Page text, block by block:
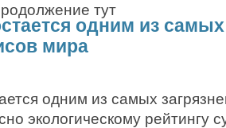
тут
одним из
мира
одним из самых
экологическому рейтингу